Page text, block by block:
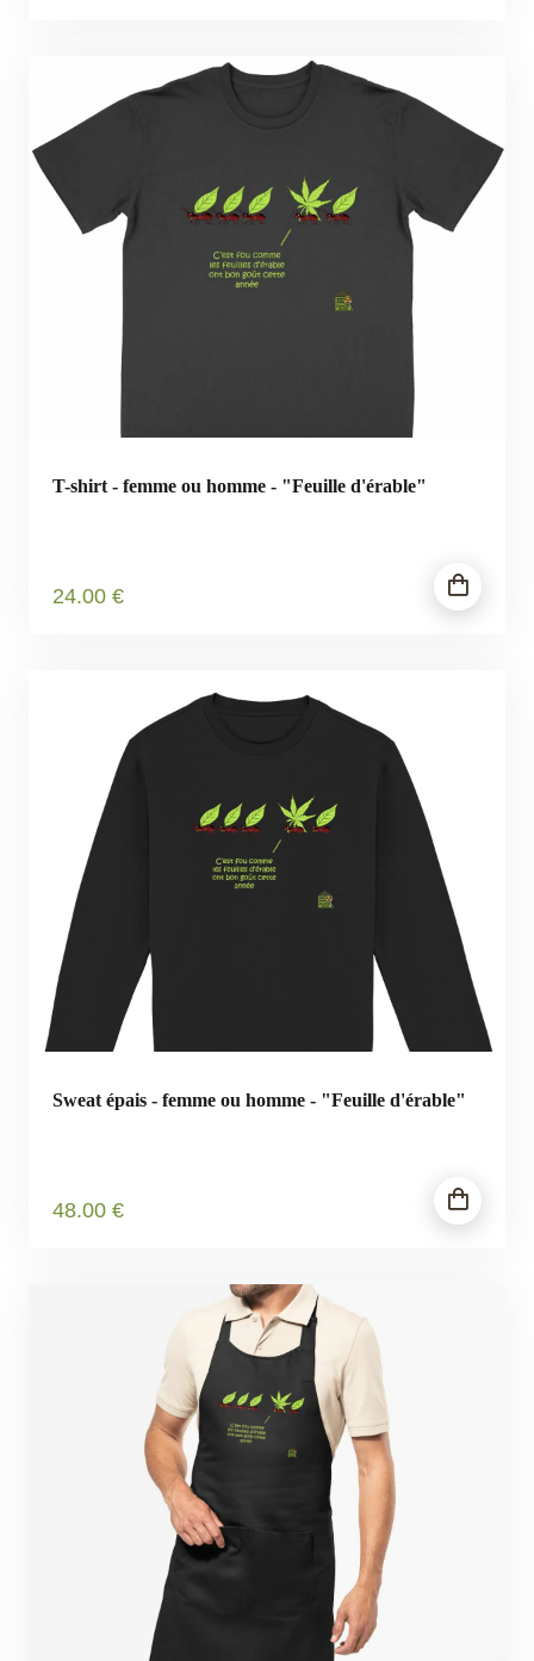
T-shirt - femme ou homme - "Feuille d'érable"
24.00 €
Sweat épais - femme ou homme - "Feuille d'érable"
48.00 €